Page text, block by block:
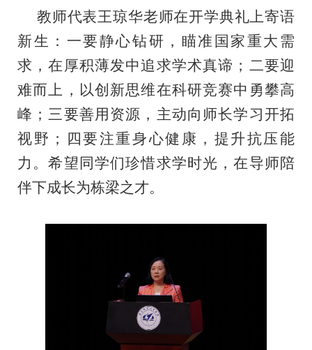
教师代表王琼华老师在开学典礼上寄语
新生：一要静心钻研，瞄准国家重大需
求，在厚积薄发中追求学术真谛；二要迎
难而上，以创新思维在科研竞赛中勇攀高
峰；三要善用资源，主动向师长学习开拓
视野；四要注重身心健康，提升抗压能
力。希望同学们珍惜求学时光，在导师陪
伴下成长为栋梁之才。